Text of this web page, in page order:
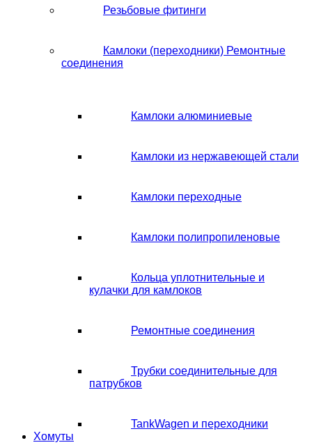
Резьбовые фитинги
Камлоки (переходники) Ремонтные
соединения
Камлоки алюминиевые
Камлоки из нержавеющей стали
Камлоки переходные
Камлоки полипропиленовые
Кольца уплотнительные и
кулачки для камлоков
Ремонтные соединения
Трубки соединительные для
патрубков
TankWagen и переходники
Хомуты